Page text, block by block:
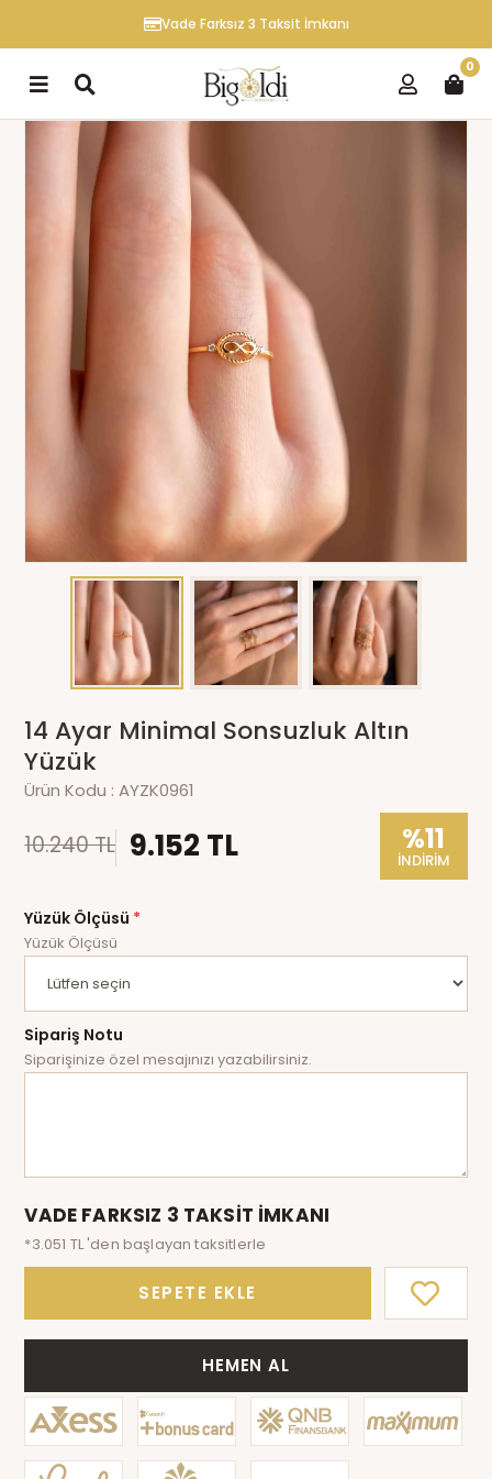
Vade Farksız 3 Taksit İmkanı
0
14 Ayar Minimal Sonsuzluk Altın
Yüzük
Ürün Kodu :AYZK0961
10.240 TL 9.152 TL %11
İNDİRİM
Yüzük Ölçüsü *
Yüzük Ölçüsü
Sipariş Notu
Siparişinize özel mesajınızı yazabilirsiniz.
VADE FARKSIZ 3 TAKSİT İMKANI
*3.051 TL 'den başlayan taksitlerle
SEPETE EKLE
HEMEN AL